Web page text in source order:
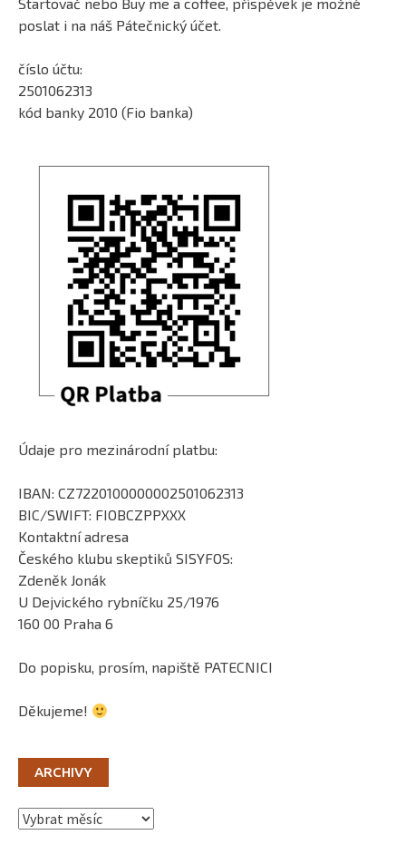
poslat i na náš Pátečnický účet.
číslo účtu:
2501062313
kód banky 2010 (Fio banka)
Údaje pro mezinárodní platbu:
IBAN: CZ7220100000002501062313
BIC/SWIFT: FIOBCZPPXXX
Kontaktní adresa
Českého klubu skeptiků SISYFOS:
Zdeněk Jonák
U Dejvického rybníčku 25/1976
160 00 Praha 6
Do popisku, prosím, napiště PATECNICI
Děkujeme!
ARCHIVY
Archivy